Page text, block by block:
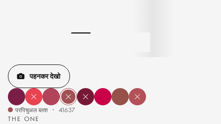
THE ONE
पहनकर देखो
परपिचुअल ब्लश 41637